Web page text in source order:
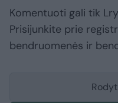
Komentuoti gali tik
Prisijunkite prie
bendruomenės ir